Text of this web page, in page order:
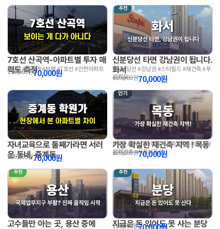
7호선 산곡역-아파트별 투자 매
력도 측정
#인천 #산곡역 #부평 #7호선 #인천아파트
120,000원70,000원
신분당선 타면 강남권이 됩니다.
화서
#신분당선 #강남권 #스타필드 #재건축 #푸
르지오
120,000원70,000원
자녀교육으로 둘째가라면 서러
운 동네, 중계동
120,000원70,000원
가장 확실한 재건축 지역 ! 목동
#목동 #양천구 #목동재건축 #목동학군 #서
울재건축 #서울부동산
120,000원70,000원
고수들만 아는 곳, 용산 중에
지금은 돈 있어도 못 사는 분당
120,000원70,000원